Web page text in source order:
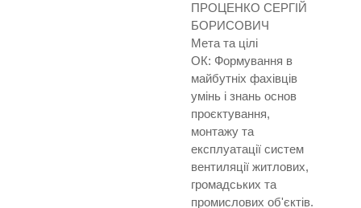
ПРОЦЕНКО СЕРГІЙ
БОРИСОВИЧ
Мета та цілі
ОК: Формування в
майбутніх фахівців
умінь і знань основ
проєктування,
монтажу та
експлуатації систем
вентиляції житлових,
громадських та
промислових об'єктів.